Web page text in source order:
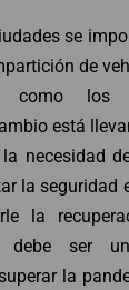
se
de
como los
está
necesidad
la seguridad
la
debe ser
la